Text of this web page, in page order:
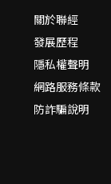
關於聯經
發展歷程
隱私權聲明
網路服務條款
防詐騙說明